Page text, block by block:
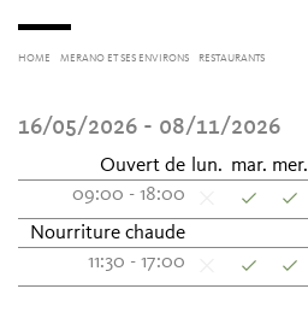
HOME MERANO ET SES ENVIRONS RESTAURANTS
16/05/2026 - 08/11/2026
Ouvert de lun. mar. mer.
09:00 - 18:00
Nourriture chaude
11:30 - 17:00